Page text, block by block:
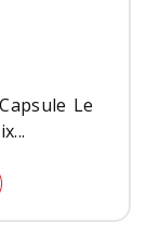
Le
FERSEN EN 60